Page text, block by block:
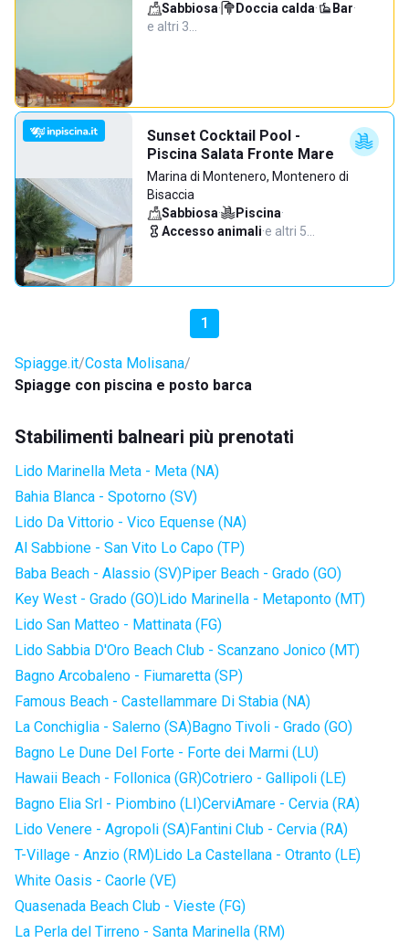
Sabbiosa· Doccia calda· Bar·
e altri 3…
Sunset Cocktail Pool -
Piscina Salata Fronte Mare
Marina di Montenero, Montenero di
Bisaccia
Sabbiosa· Piscina·
Accesso animali·e altri 5…
1
Spiagge.it Costa Molisana
Spiagge con piscina e posto barca
Stabilimenti balneari più prenotati
Lido Marinella Meta - Meta (NA)
Bahia Blanca - Spotorno (SV)
Lido Da Vittorio - Vico Equense (NA)
Al Sabbione - San Vito Lo Capo (TP)
Baba Beach - Alassio (SV)Piper Beach - Grado (GO)
Key West - Grado (GO)Lido Marinella - Metaponto (MT)
Lido San Matteo - Mattinata (FG)
Lido Sabbia D'Oro Beach Club - Scanzano Jonico (MT)
Bagno Arcobaleno - Fiumaretta (SP)
Famous Beach - Castellammare Di Stabia (NA)
La Conchiglia - Salerno (SA)Bagno Tivoli - Grado (GO)
Bagno Le Dune Del Forte - Forte dei Marmi (LU)
Hawaii Beach - Follonica (GR)Cotriero - Gallipoli (LE)
Bagno Elia Srl - Piombino (LI)CerviAmare - Cervia (RA)
Lido Venere - Agropoli (SA)Fantini Club - Cervia (RA)
T-Village - Anzio (RM)Lido La Castellana - Otranto (LE)
White Oasis - Caorle (VE)
Quasenada Beach Club - Vieste (FG)
La Perla del Tirreno - Santa Marinella (RM)